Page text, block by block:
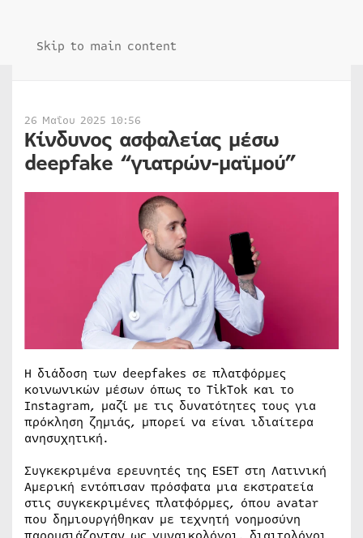
Skip to main content
26 Μαΐου 2025 10:56
Κίνδυνος ασφαλείας μέσω
deepfake “γιατρών-μαϊμού”
Η διάδοση των deepfakes σε πλατφόρμες
κοινωνικών μέσων όπως το TikTok και το
Instagram, μαζί με τις δυνατότητες τους για
πρόκληση ζημιάς, μπορεί να είναι ιδιαίτερα
ανησυχητική.
Συγκεκριμένα ερευνητές της ESET στη Λατινική
Αμερική εντόπισαν πρόσφατα μια εκστρατεία
στις συγκεκριμένες πλατφόρμες, όπου avatar
που δημιουργήθηκαν με τεχνητή νοημοσύνη